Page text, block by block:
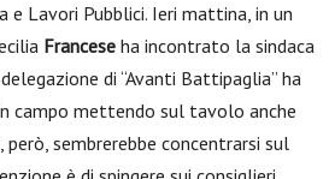
Lavori Pubblici. Ieri mattina, in un
Francese ha incontrato la sindaca
di “Avanti Battipaglia” ha
campo mettendo sul tavolo anche
sembrerebbe concentrarsi sul